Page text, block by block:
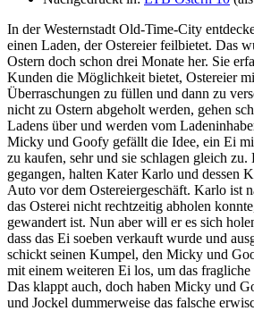
In der Westernstadt Old-Time-City
einen Laden, der Ostereier feilbietet. Das
Ostern doch schon drei Monate her. Sie
Kunden die Möglichkeit bietet, Ostereier
Überraschungen zu füllen und dann zu
nicht zu Ostern abgeholt werden, gehen
Ladens über und werden vom
Micky und Goofy gefällt die Idee, ein Ei
zu kaufen, sehr und sie schlagen gleich zu.
gegangen, halten Kater Karlo und dessen
Auto vor dem Ostereiergeschäft. Karlo ist
das Osterei nicht rechtzeitig abholen
gewandert ist. Nun aber will er es sich
dass das Ei soeben verkauft wurde und
schickt seinen Kumpel, den Micky und
mit einem weiteren Ei los, um das fragliche
Das klappt auch, doch haben Micky und
und Jockel dummerweise das falsche